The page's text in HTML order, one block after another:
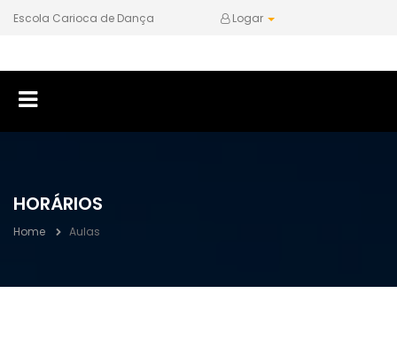
Escola Carioca de Dança Logar
HORÁRIOS
Home Aulas